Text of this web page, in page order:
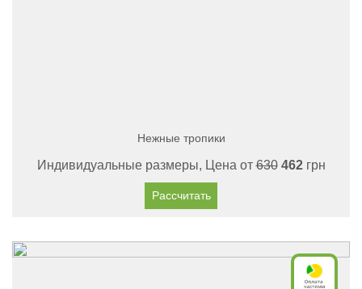
Нежные тропики
Индивидуальные размеры, Цена от630 462грн
Рассчитать